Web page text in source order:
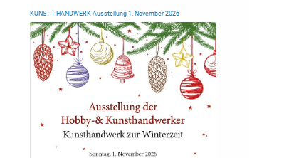
KUNST + HANDWERK Ausstellung 1. November 2026